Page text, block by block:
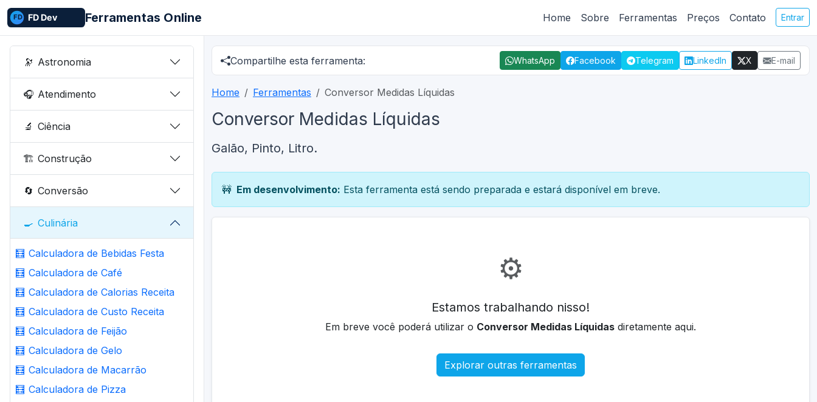
Ferramentas Online Home Sobre Ferramentas Preços Contato Entrar
🔭 Astronomia
🎧 Atendimento
🔬 Ciência
🏗️ Construção
🔄 Conversão
🍳 Culinária
🧮 Calculadora de Bebidas Festa
🧮 Calculadora de Café
🧮 Calculadora de Calorias Receita
🧮 Calculadora de Custo Receita
🧮 Calculadora de Feijão
🧮 Calculadora de Gelo
🧮 Calculadora de Macarrão
🧮 Calculadora de Pizza
Compartilhe esta ferramenta: WhatsApp Facebook Telegram LinkedIn X E-mail
Home Ferramentas Conversor Medidas Líquidas
Conversor Medidas Líquidas
Galão, Pinto, Litro.
🚧 Em desenvolvimento: Esta ferramenta está sendo preparada e estará disponível em breve.
⚙️
Estamos trabalhando nisso!
Em breve você poderá utilizar o Conversor Medidas Líquidas diretamente aqui.
Explorar outras ferramentas